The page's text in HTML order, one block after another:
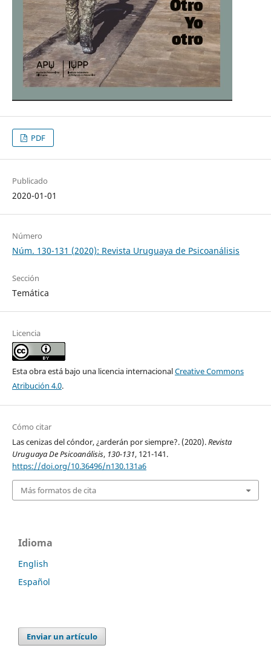
PDF
Publicado
2020-01-01
Número
Núm. 130-131 (2020): Revista Uruguaya de Psicoanálisis
Sección
Temática
Licencia
Esta obra está bajo una licencia internacionalCreative Commons
Atribución 4.0.
Cómo citar
Las cenizas del cóndor, ¿arderán por siempre?. (2020).Revista
Uruguaya De Psicoanálisis, 130-131, 121-141.
https://doi.org/10.36496/n130.131a6
Más formatos de cita
Idioma
English
Español
Enviar un artículo